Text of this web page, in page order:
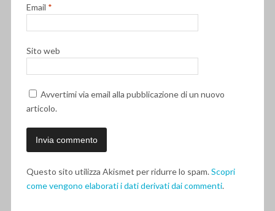
Email *
Sito web
Avvertimi via email alla pubblicazione di un nuovo
articolo.
Questo sito utilizza Akismet per ridurre lo spam.Scopri
come vengono elaborati i dati derivati dai commenti.